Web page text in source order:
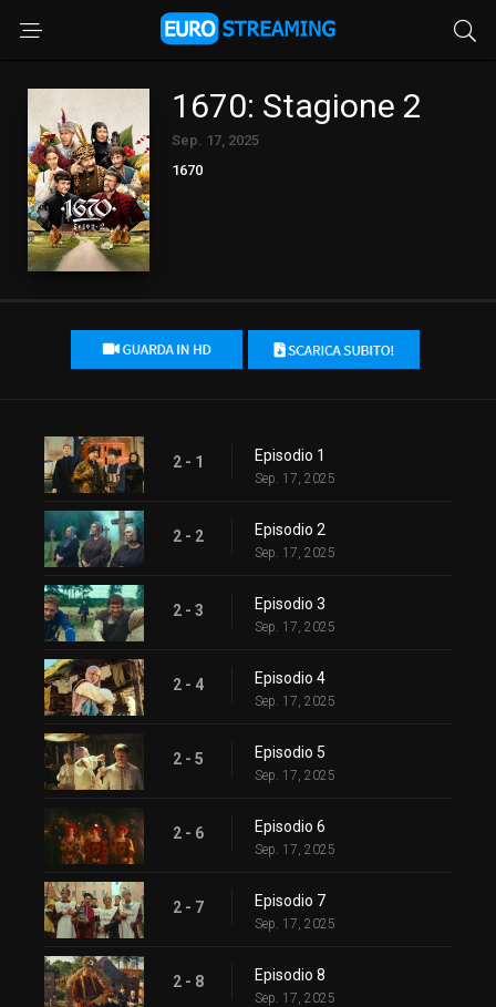
1670: Stagione 2
Sep. 17, 2025
1670
2 - 1 Episodio 1
Sep. 17, 2025
2 - 2 Episodio 2
Sep. 17, 2025
2 - 3 Episodio 3
Sep. 17, 2025
2 - 4 Episodio 4
Sep. 17, 2025
2 - 5 Episodio 5
Sep. 17, 2025
2 - 6 Episodio 6
Sep. 17, 2025
2 - 7 Episodio 7
Sep. 17, 2025
2 - 8 Episodio 8
Sep. 17, 2025